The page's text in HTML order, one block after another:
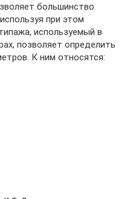
большинство
при этом
используемый в
позволяет определить
К ним относятся: